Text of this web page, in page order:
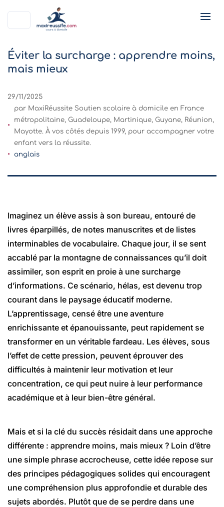
Éviter la surcharge : apprendre moins,
mais mieux
29/11/2025
par MaxiRéussite Soutien scolaire à domicile en France
métropolitaine, Guadeloupe, Martinique, Guyane, Réunion,
Mayotte. À vos côtés depuis 1999, pour accompagner votre
enfant vers la réussite.
anglais
Imaginez un élève assis à son bureau, entouré de
livres éparpillés, de notes manuscrites et de listes
interminables de vocabulaire. Chaque jour, il se sent
accablé par la montagne de connaissances qu’il doit
assimiler, son esprit en proie à une surcharge
d’informations. Ce scénario, hélas, est devenu trop
courant dans le paysage éducatif moderne.
L’apprentissage, censé être une aventure
enrichissante et épanouissante, peut rapidement se
transformer en un véritable fardeau. Les élèves, sous
l’effet de cette pression, peuvent éprouver des
difficultés à maintenir leur motivation et leur
concentration, ce qui peut nuire à leur performance
académique et à leur bien-être général.
Mais et si la clé du succès résidait dans une approche
différente : apprendre moins, mais mieux ? Loin d’être
une simple phrase accrocheuse, cette idée repose sur
des principes pédagogiques solides qui encouragent
une compréhension plus approfondie et durable des
sujets abordés. Plutôt que de se perdre dans une